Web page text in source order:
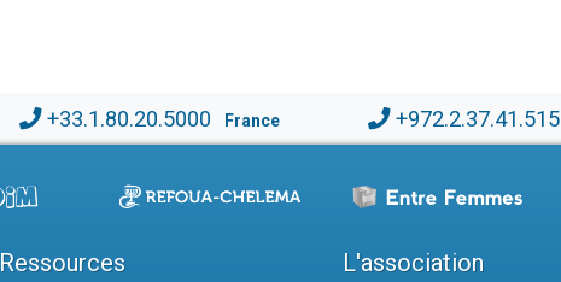
+33.1.80.20.5000 France +972.2.37.41.515
Ressources L'association